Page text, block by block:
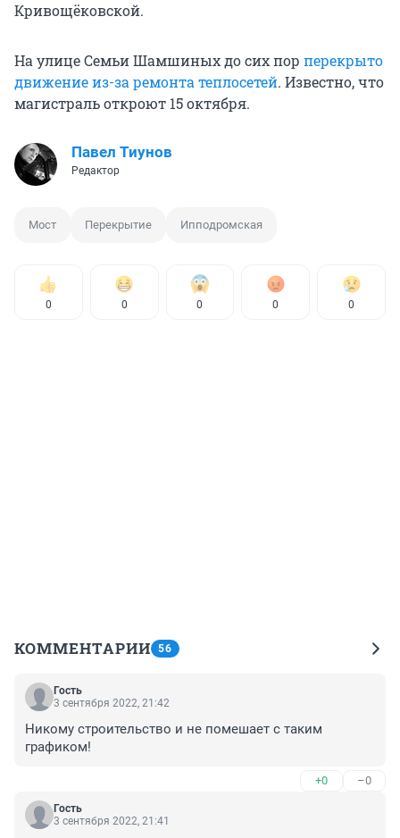
Кривощёковской.
На улице Семьи Шамшиных до сих пор перекрыто
движение из-за ремонта теплосетей. Известно, что
магистраль откроют 15 октября.
Павел Тиунов
Редактор
Мост Перекрытие Ипподромская
0 0 0 0 0
КОММЕНТАРИИ 56
Гость
3 сентября 2022, 21:42
Никому строительство и не помешает с таким
графиком!
+0 –0
Гость
3 сентября 2022, 21:41